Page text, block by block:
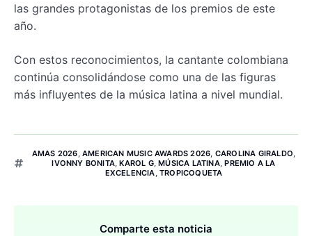
las grandes protagonistas de los premios de este
año.
Con estos reconocimientos, la cantante colombiana
continúa consolidándose como una de las figuras
más influyentes de la música latina a nivel mundial.
AMAS 2026,AMERICAN MUSIC AWARDS 2026, CAROLINA GIRALDO,
IVONNY BONITA,KAROL G,MÚSICA LATINA,PREMIO A LA
EXCELENCIA, TROPICOQUETA
Comparte esta noticia